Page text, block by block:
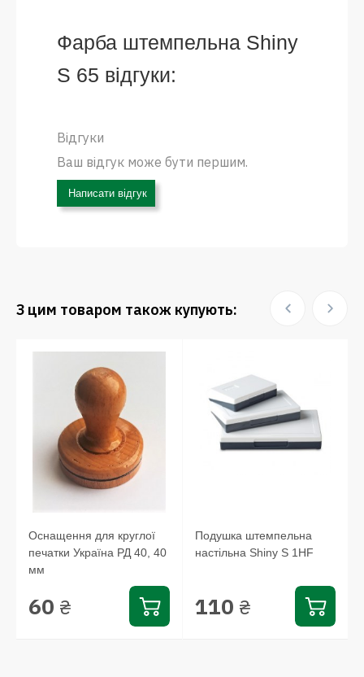
Фарба штемпельна Shiny
S 65 відгуки:
Відгуки
Ваш відгук може бути першим.
Написати відгук
З цим товаром також купують:
Оснащення для круглої
печатки Україна РД 40, 40
мм
60 ₴
Подушка штемпельна
настільна Shiny S 1HF
110 ₴